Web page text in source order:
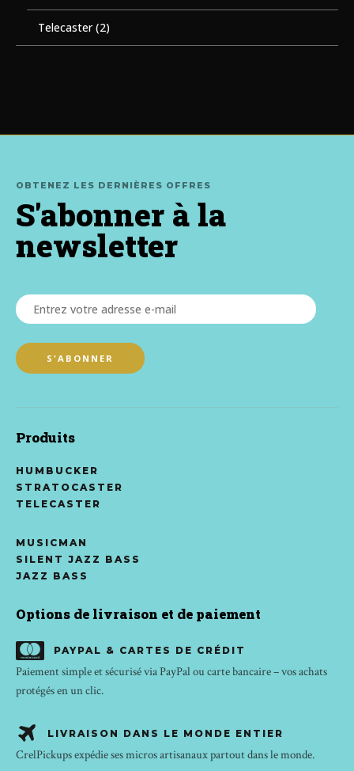
Telecaster (2)
OBTENEZ LES DERNIÈRES OFFRES
S'abonner à la
newsletter
Produits
HUMBUCKER
STRATOCASTER
TELECASTER
MUSICMAN
SILENT JAZZ BASS
JAZZ BASS
Options de livraison et de paiement
PAYPAL & CARTES DE CRÉDIT
Paiement simple et sécurisé via PayPal ou carte bancaire – vos achats
protégés en un clic.
LIVRAISON DANS LE MONDE ENTIER
CrelPickups expédie ses micros artisanaux partout dans le monde.